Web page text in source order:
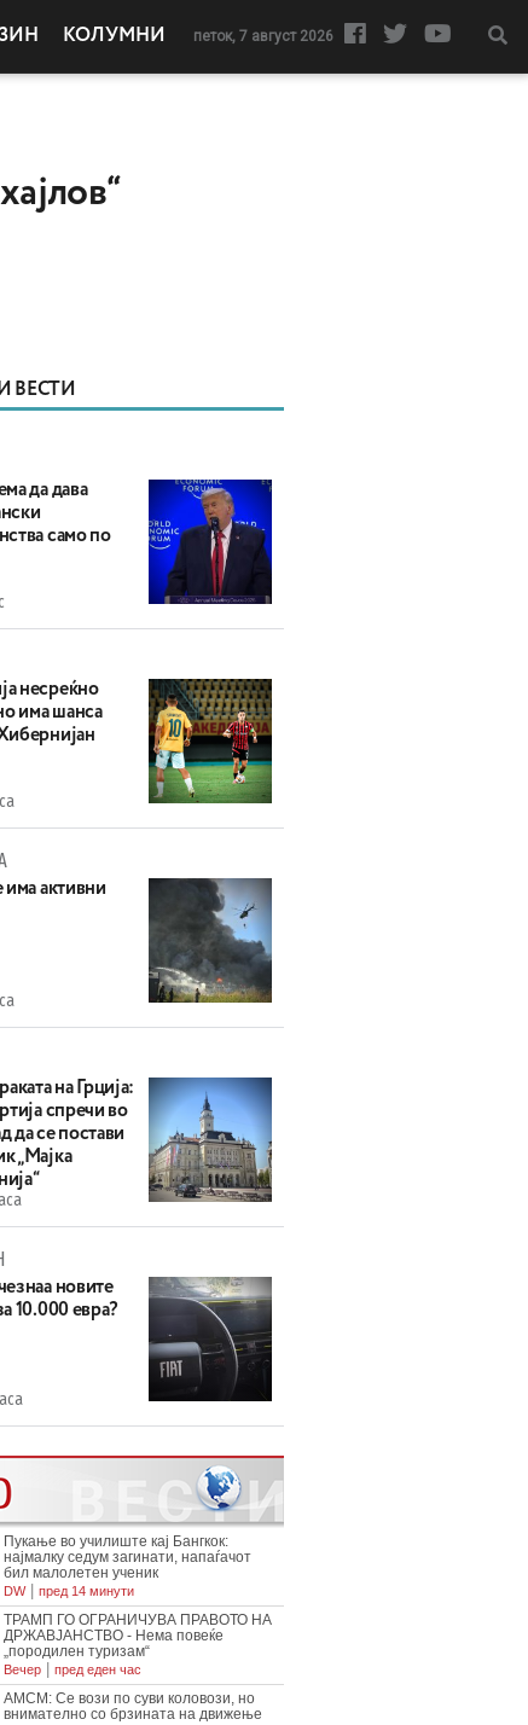
КОЛУМНИ петок, 7 август 2026
ВЕСТИ
да дава
само по
несреќно
има шанса
има активни
на Грција:
спречи во
да се постави
„Мајка
новите
10.000 евра?